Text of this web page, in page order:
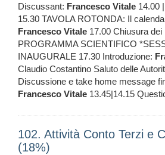
Discussant: Francesco Vitale 14.00
15.30 TAVOLA ROTONDA: Il
Francesco Vitale 17.00 Chiusura dei
PROGRAMMA SCIENTIFICO
INAUGURALE 17.30 Introduzione:
Claudio Costantino Saluto delle
Discussione e take home message
Francesco Vitale 13.45|14.15
102. Attività Conto Terzi e
(18%)